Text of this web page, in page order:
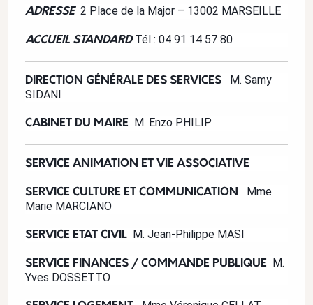
Description
ADRESSE 2 Place de la Major – 13002 MARSEILLE
ACCUEIL STANDARDTél : 04 91 14 57 80
DIRECTION GÉNÉRALE DES SERVICES M. Samy
SIDANI
CABINET DU MAIRE M. Enzo PHILIP
SERVICE ANIMATION ET VIE ASSOCIATIVE
SERVICE CULTURE ET COMMUNICATION Mme
Marie MARCIANO
SERVICE ETAT CIVIL M. Jean-Philippe MASI
SERVICE FINANCES / COMMANDE PUBLIQUE M.
Yves DOSSETTO